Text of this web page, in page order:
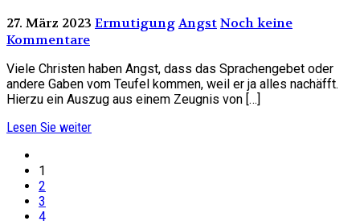
27. März 2023 ErmutigungAngstNoch keine
Kommentare
Viele Christen haben Angst, dass das Sprachengebet oder
andere Gaben vom Teufel kommen, weil er ja alles nachäfft.
Hierzu ein Auszug aus einem Zeugnis von […]
Lesen Sie weiter
1
2
3
4